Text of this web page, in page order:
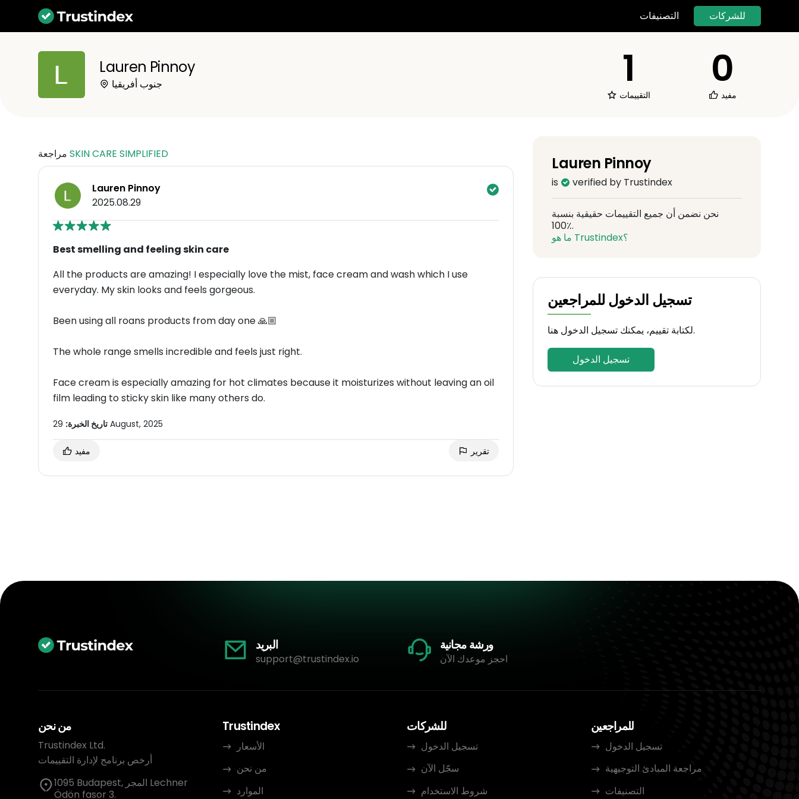
التصنيفات للشركات
Lauren Pinnoy
جنوب أفريقيا 1
التقييمات
0
مفيد
SKIN CARE SIMPLIFIED
Lauren Pinnoy
2025.08.29
Best smelling and feeling skin care
All the products are amazing! I especially love the mist, face cream and wash which I use
everyday. My skin looks and feels gorgeous.
Been using all roans products from day one 🙏🏼
The whole range smells incredible and feels just right.
Face cream is especially amazing for hot climates because it moisturizes without leaving an oil
film leading to sticky skin like many others do.
تاريخ الخبرة: 29 August, 2025
مفيد تقرير
Lauren Pinnoy
is verified by Trustindex
نحن نضمن أن جميع التقييمات حقيقية بنسبة
100٪.
ما هو Trustindex؟
تسجيل الدخول للمراجعين
لكتابة تقييم، يمكنك تسجيل الدخول هنا.
تسجيل الدخول
البريد
support@trustindex.io
ورشة مجانية
احجز موعدك الآن
من نحن
Trustindex Ltd.
أرخص برنامج لإدارة التقييمات
1095 Budapest, المجر Lechner
Ödön fasor 3.
Trustindex
الأسعار
من نحن
الموارد
للشركات
تسجيل الدخول
سجّل الآن
شروط الاستخدام
للمراجعين
تسجيل الدخول
مراجعة المبادئ التوجيهية
التصنيفات